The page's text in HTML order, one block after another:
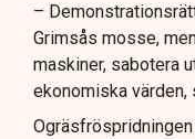
–
Grimsås mosse,
maskiner, sabotera
ekonomiska värden,